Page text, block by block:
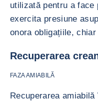
utilizată pentru a
exercita presiune
onora obligațiile,
Recuperarea
FAZA AMIABILĂ
Recuperarea